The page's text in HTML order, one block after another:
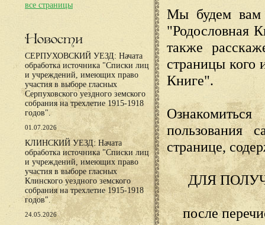
все страницы
Новости
СЕРПУХОВСКИЙ УЕЗД: Начата
обработка источника "Списки лиц
и учреждений, имеющих право
участия в выборе гласных
Серпуховского уездного земского
собрания на трехлетие 1915-1918
годов".
01.07.2026
КЛИНСКИЙ УЕЗД: Начата
обработка источника "Списки лиц
и учреждений, имеющих право
участия в выборе гласных
Клинского уездного земского
собрания на трехлетие 1915-1918
годов".
24.05.2026
Мы будем вам
"Родословная
также
страницы кого
Книге".
пользования
странице,
ДЛЯ
после